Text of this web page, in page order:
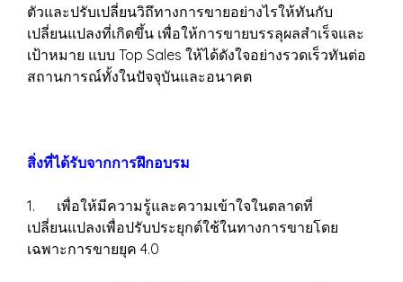
ตัวและปรับเปลี่ยนวิถึทางการขายอย่างไรให้ทันกับ
เปลี่ยนแปลงที่เกิดขึ้น เพื่อให้การขายบรรลุผลสำเร็จและ
เป้าหมาย แบบ Top Sales ให้ได้ดังใจอย่างรวดเร็วทันต่อ
สถานการณ์ทั้งในปัจจุบันและอนาคต
สิ่งที่ได้รับจากการฝึกอบรม
1. เพื่อให้มีความรู้และความเข้าใจในตลาดที่
เปลี่ยนแปลงเพื่อปรับประยุกต์ใช้ในทางการขายโดย
เฉพาะการขายยุค 4.0